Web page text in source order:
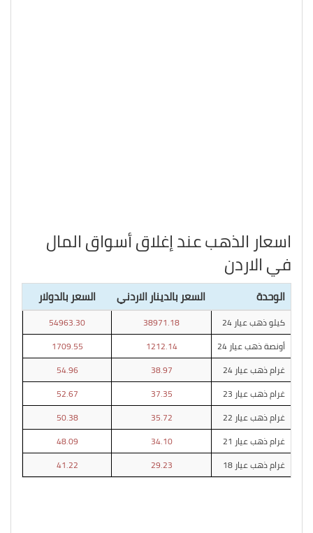
اسعار الذهب عند إغلاق أسواق المال
في الاردن
الوحدة السعر بالدينار الاردني السعر بالدولار
كيلو ذهب عيار 24 38971.18
54963.30
أونصة ذهب عيار 24
1212.14
1709.55
غرام ذهب عيار 24
38.97
54.96
غرام ذهب عيار 23
37.35
52.67
غرام ذهب عيار 22
35.72
50.38
غرام ذهب عيار 21
34.10
48.09
غرام ذهب عيار 18
29.23
41.22